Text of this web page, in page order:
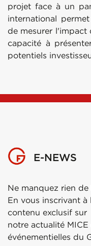
projet face à un
international
de mesurer l'impact
capacité à
potentiels
E-NEWS
Ne manquez rien
En vous inscrivant à
contenu exclusif sur
notre actualité
événementielles du